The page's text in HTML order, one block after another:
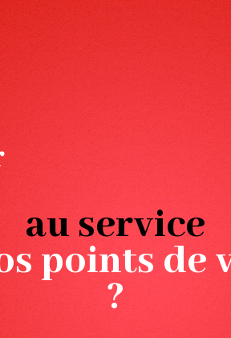
au service
points de
?